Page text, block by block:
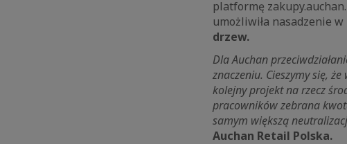
platformę
umożliwiła nasadzenie w
drzew.
Dla Auchan
znaczeniu. Cieszymy się,
kolejny projekt na rzecz
pracowników zebrana
samym większą
Auchan Retail Polska.